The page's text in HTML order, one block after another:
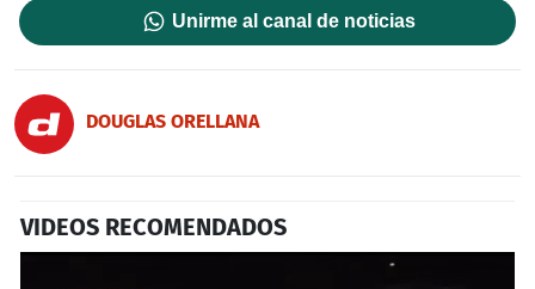
Unirme al canal de noticias
DOUGLAS ORELLANA
VIDEOS RECOMENDADOS